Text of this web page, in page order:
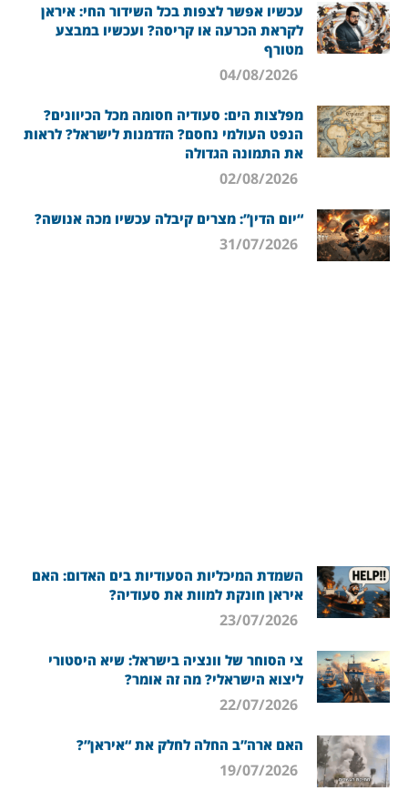
עכשיו אפשר לצפות בכל השידור החי: איראן
לקראת הכרעה או קריסה? ועכשיו במבצע
מטורף
מפלצות הים: סעודיה חסומה מכל הכיוונים?
הנפט העולמי נחסם? הזדמנות לישראל? לראות
את התמונה הגדולה
“יום הדין”: מצרים קיבלה עכשיו מכה אנושה?
31/07/2026
השמדת המיכליות הסעודיות בים האדום: האם
איראן חונקת למוות את סעודיה?
23/07/2026
צי הסוחר של וונציה בישראל: שיא היסטורי
ליצוא הישראלי? מה זה אומר?
22/07/2026
האם ארה”ב החלה לחלק את “איראן”?
19/07/2026